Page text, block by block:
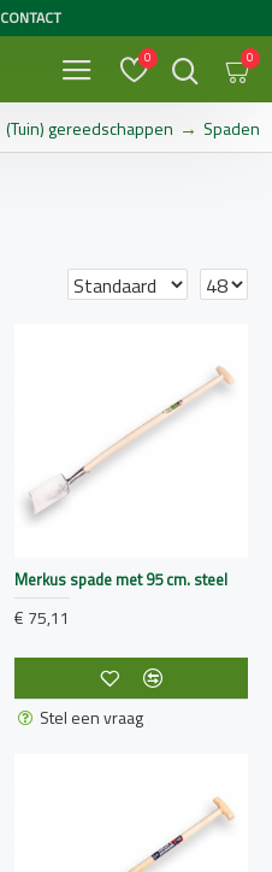
CONTACT
0 0
(Tuin) gereedschappen Spaden
Merkus spade met 95 cm. steel
€ 75,11
Stel een vraag